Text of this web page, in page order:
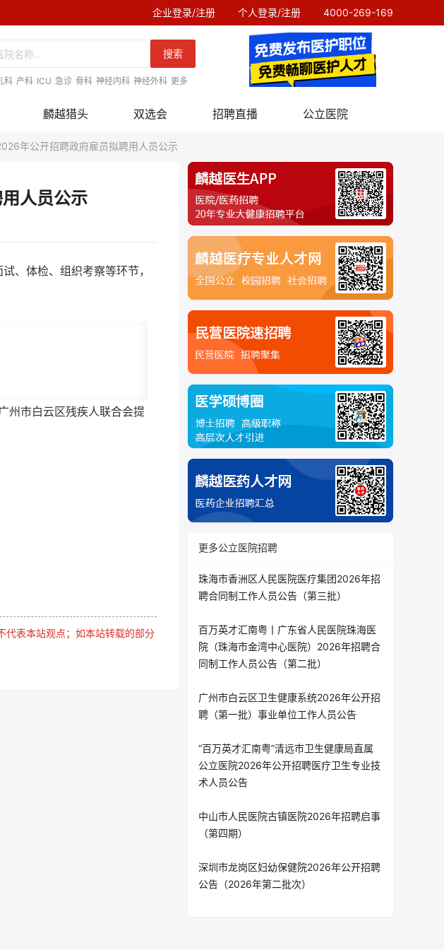
企业登录/注册 个人登录/注册 4000-269-169
搜索
科 产科 ICU 急诊 骨科 神经内科 神经外科 更多
麟越猎头 双选会 招聘直播 公立医院
年公开招聘政府雇员拟聘用人员公示
人员公示
、体检、组织考察等环节，
市白云区残疾人联合会提
代表本站观点；如本站转载的部分
更多公立医院招聘
珠海市香洲区人民医院医疗集团2026年招
聘合同制工作人员公告（第三批）
百万英才汇南粤丨广东省人民医院珠海医
院（珠海市金湾中心医院）2026年招聘合
同制工作人员公告（第二批）
广州市白云区卫生健康系统2026年公开招
聘（第一批）事业单位工作人员公告
“百万英才汇南粤”清远市卫生健康局直属
公立医院2026年公开招聘医疗卫生专业技
术人员公告
中山市人民医院古镇医院2026年招聘启事
（第四期）
深圳市龙岗区妇幼保健院2026年公开招聘
公告（2026年第二批次）